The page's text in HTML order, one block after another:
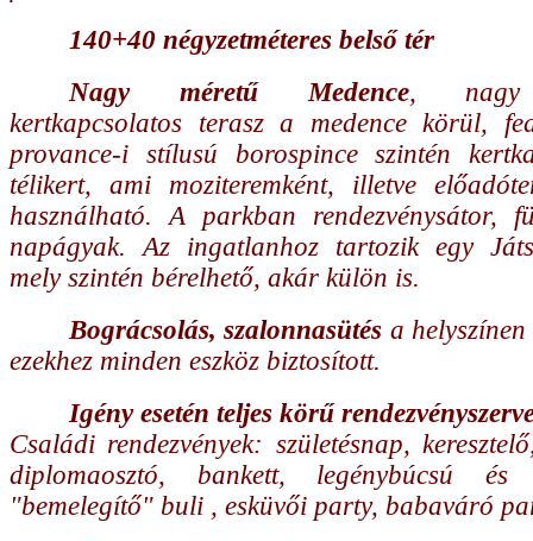
140+40 négyzetméteres belső tér
Nagy méretű Medence, nagy
kertkapcsolatos terasz a medence körül,
provance-i stílusú borospince szintén
télikert, ami moziteremként, illetve
használható. A parkban rendezvénysátor,
napágyak. Az ingatlanhoz tartozik egy
mely szintén bérelhető, akár külön is.
Bográcsolás, szalonnasütés a helyszínen
ezekhez minden eszköz biztosított.
Igény esetén teljes körű
Családi rendezvények: születésnap,
diplomaosztó, bankett, legénybúcsú és
"bemelegítő" buli , esküvői party, babaváró